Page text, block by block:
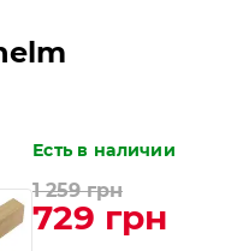
Есть в наличии
1 259 грн
729 грн